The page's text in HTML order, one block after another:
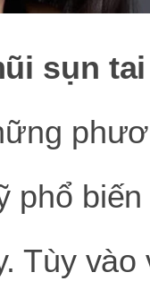
sụn tai
phổ
Tùy vào